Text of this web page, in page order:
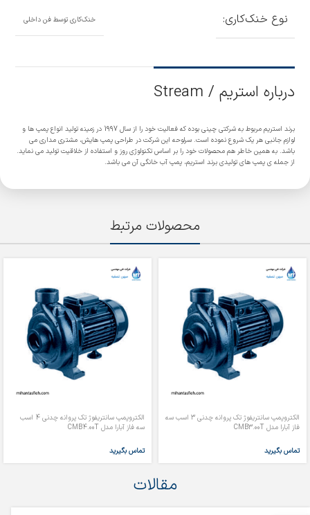
نوع خنک‌کاری: خنک‌کاری توسط فن داخلی
درباره استریم / Stream
برند استریم مربوط به شرکتی چینی بوده که فعالیت خود را از سال 1997 در زمینه تولید انواع پمپ ها و
لوازم جانبی هر یک شروع نموده است. سرلوحه این شرکت در طراحی پمپ هایش، مشتری مداری می
باشد. به همین خاطر هم محصولات خود را بر اساس تکنولوژی روز و استفاده از خلاقیت تولید می نماید.
از جمله ی پمپ های تولیدی برند استریم، پمپ آب خانگی آن می باشد.
محصولات مرتبط
الکتروپمپ سانتریفوژ تک پروانه چدنی 3 اسب سه
فاز آبارا مدل CMB3.00T
تماس بگیرید
الکتروپمپ سانتریفوژ تک پروانه چدنی 4 اسب
سه فاز آبارا مدل CMB4.00T
تماس بگیرید
مقالات